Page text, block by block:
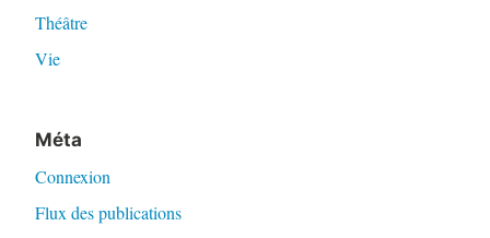
Théâtre
Vie
Méta
Connexion
Flux des publications